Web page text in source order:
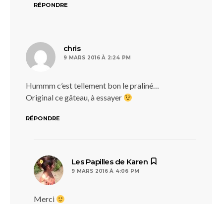
RÉPONDRE
chrisdit :
9 MARS 2016 À 2:24 PM
Hummm c’est tellement bon le praliné…
Original ce gâteau, à essayer
RÉPONDRE
Les Papilles de Karen
9 MARS 2016 À 4:06 PM
Merci